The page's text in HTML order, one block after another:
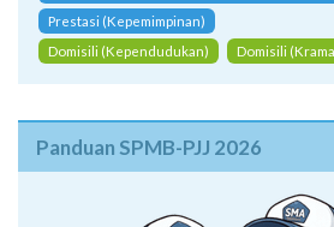
Prestasi (Kepemimpinan)
Domisili (Kependudukan)
Domisili
Panduan SPMB-PJJ 2026